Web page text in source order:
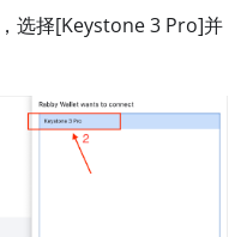
选择[Keystone 3 Pro]并